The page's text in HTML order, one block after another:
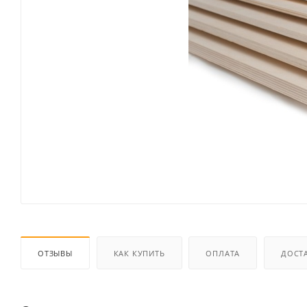
ОТЗЫВЫ КАК КУПИТЬ ОПЛАТА